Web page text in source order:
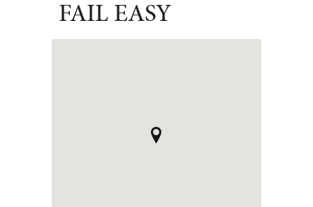
FAIL EASY